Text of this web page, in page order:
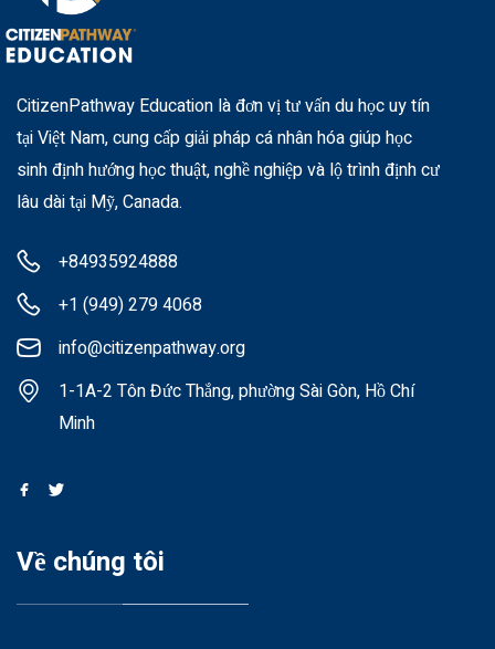
CitizenPathway Education là đơn vị tư vấn du học uy tín
tại Việt Nam, cung cấp giải pháp cá nhân hóa giúp học
sinh định hướng học thuật, nghề nghiệp và lộ trình định cư
lâu dài tại Mỹ, Canada.
+84935924888
+1 (949) 279 4068
info@citizenpathway.org
1-1A-2 Tôn Đức Thắng, phường Sài Gòn, Hồ Chí
Minh
Về chúng tôi